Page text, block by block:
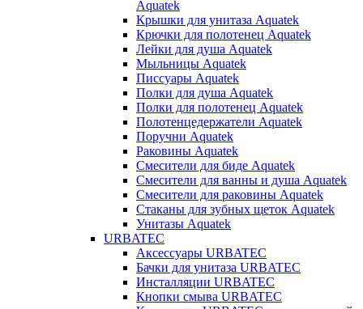
Aquatek
Крышки для унитаза Aquatek
Крючки для полотенец Aquatek
Лейки для душа Aquatek
Мыльницы Aquatek
Писсуары Aquatek
Полки для душа Aquatek
Полки для полотенец Aquatek
Полотенцедержатели Aquatek
Поручни Aquatek
Раковины Aquatek
Смесители для биде Aquatek
Смесители для ванны и душа Aquatek
Смесители для раковины Aquatek
Стаканы для зубных щеток Aquatek
Унитазы Aquatek
URBATEC
Аксессуары URBATEC
Бачки для унитаза URBATEC
Инсталляции URBATEC
Кнопки смыва URBATEC